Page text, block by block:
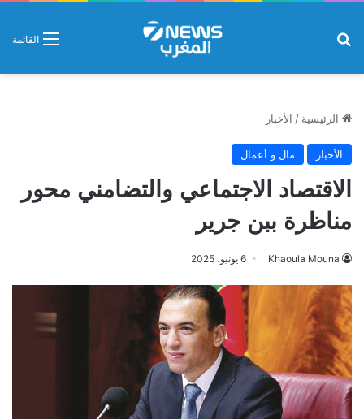
القائمة
الرئيسية / الأخبار
الأخبار مال و أعمال
الاقتصاد الاجتماعي والتضامني محور
مناظرة ببن جرير
Khaoula Mouna 6 يونيو، 2025